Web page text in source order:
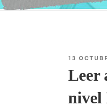
13
Leer
nivel